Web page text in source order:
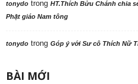
tonydo trong HT.Thích Bửu Chánh chia
Phật giáo Nam tông
tonydo trong Góp ý với Sư cô Thích Nữ
BÀI MỚI